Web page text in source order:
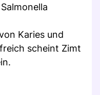
Karies und
scheint Zimt